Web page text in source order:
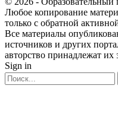
Любое копирование
только с обратной
Все материалы
источников и других
авторство принадлежат
Sign in